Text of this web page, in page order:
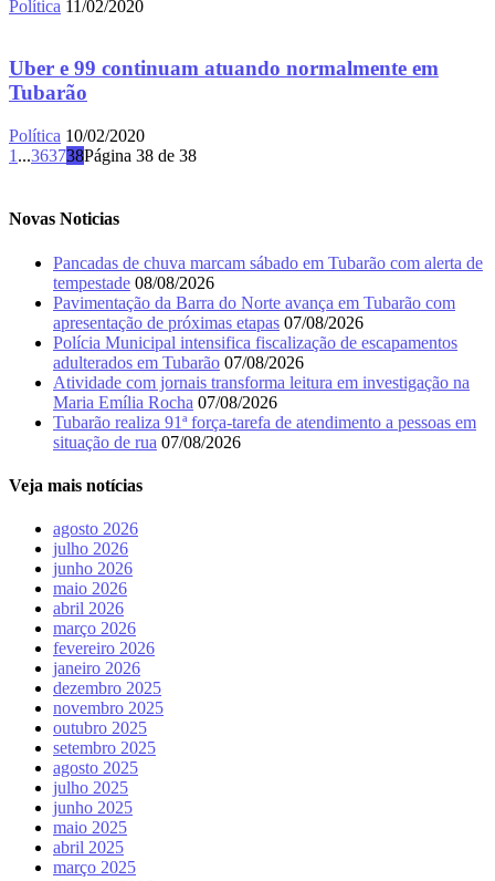
Política 11/02/2020
Uber e 99 continuam atuando normalmente em
Tubarão
Política 10/02/2020
1 ...363738Página 38 de 38
Novas Noticias
Pancadas de chuva marcam sábado em Tubarão com alerta de
tempestade 08/08/2026
Pavimentação da Barra do Norte avança em Tubarão com
apresentação de próximas etapas 07/08/2026
Polícia Municipal intensifica fiscalização de escapamentos
adulterados em Tubarão 07/08/2026
Atividade com jornais transforma leitura em investigação na
Maria Emília Rocha 07/08/2026
Tubarão realiza 91ª força-tarefa de atendimento a pessoas em
situação de rua 07/08/2026
Veja mais notícias
agosto 2026
julho 2026
junho 2026
maio 2026
abril 2026
março 2026
fevereiro 2026
janeiro 2026
dezembro 2025
novembro 2025
outubro 2025
setembro 2025
agosto 2025
julho 2025
junho 2025
maio 2025
abril 2025
março 2025